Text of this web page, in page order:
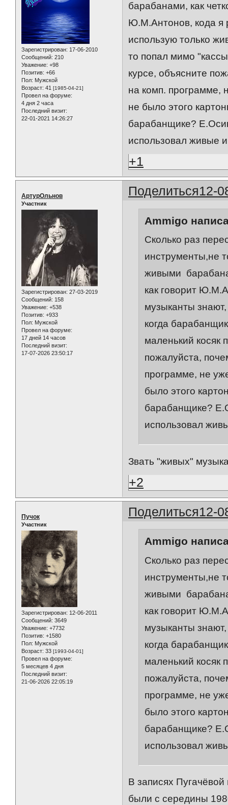
Зарегистрирован: 17-06-2010
Сообщений: 210
Уважение: +98
Позитив: +66
Пол: Мужской
Возраст: 41 [1985-04-21]
Провел на форуме:
4 дня 2 часа
Последний визит:
22-01-2021 14:26:27
барабанами, как
Ю.М.Антонов, кода я
использую только
то попал мимо
курсе, объясните
на комп. программе,
не было этого
барабанщике?
использовал живые
+1
Поделиться12-
АртурОльнов
Участник
Зарегистрирован: 27-03-2019
Сообщений: 158
Уважение: +538
Позитив: +933
Пол: Мужской
Провел на форуме:
17 дней 14 часов
Последний визит:
17-07-2026 23:50:17
Ammigo
Сколько раз
инструменты,не
живыми
как говорит
музыканты
когда
маленький косяк
пожалуйста,
программе, не
было этого
барабанщике?
использовал
Звать "живых"
+2
Поделиться12-
Пучок
Участник
Зарегистрирован: 12-06-2011
Сообщений: 3649
Уважение: +7732
Позитив: +1580
Пол: Мужской
Возраст: 33 [1993-04-01]
Провел на форуме:
5 месяцев 4 дня
Последний визит:
21-06-2026 22:05:19
Ammigo
Сколько раз
инструменты,не
живыми
как говорит
музыканты
когда
маленький косяк
пожалуйста,
программе, не
было этого
барабанщике?
использовал
В записях
были с середины